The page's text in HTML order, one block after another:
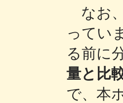
なお、
ってい
る前に
量と比
で、本